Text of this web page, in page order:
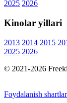
2025 2026
Kinolar yillari
2013 2014 2015
2025 2026
© 2021-2026
Foydalanish